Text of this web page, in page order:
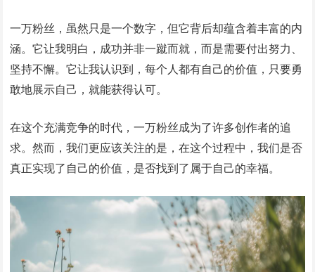
一万粉丝，虽然只是一个数字，但它背后却蕴含着丰富的内
涵。它让我明白，成功并非一蹴而就，而是需要付出努力、
坚持不懈。它让我认识到，每个人都有自己的价值，只要勇
敢地展示自己，就能获得认可。
在这个充满竞争的时代，一万粉丝成为了许多创作者的追
求。然而，我们更应该关注的是，在这个过程中，我们是否
真正实现了自己的价值，是否找到了属于自己的幸福。